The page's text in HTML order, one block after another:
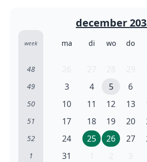
december
week ma di wo do
48
49 3 4 5 6
50 10 11 12 13
51 17 18 19 20
52 24 25 26 27
1 31